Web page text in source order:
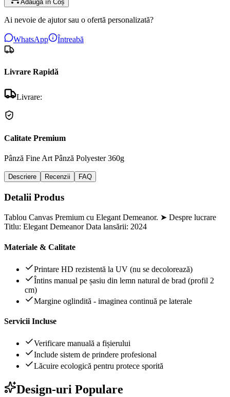
Adaugă în Coș
Ai nevoie de ajutor sau o ofertă personalizată?
WhatsApp Întreabă
Livrare Rapidă
Livrare:
Calitate Premium
Pânză Fine Art Pânză Polyester 360g
Descriere Recenzii FAQ
Detalii Produs
Tablou Canvas Premium cu Elegant Demeanor. ➤ Despre lucrare
Titlu: Elegant Demeanor Data lansării: 2024
Materiale & Calitate
Printare HD rezistentă la UV (nu se decolorează)
Întins manual pe șasiu din lemn natural de brad (profil 2
cm)
Margine oglindită - imaginea continuă pe laterale
Servicii Incluse
Verificare manuală a fișierului
Include sistem de prindere profesional
Lăcuire ecologică pentru protece sporită
Design-uri Populare